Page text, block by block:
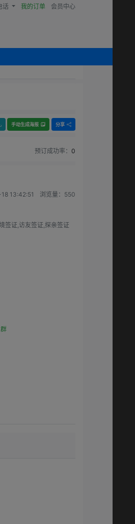
话 我的订单 会员中心
手动生成海报 分享
预订成功率： 0
13:42:51 浏览量： 550
签证,访友签证,探亲签证